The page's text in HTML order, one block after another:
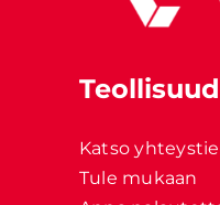
Katso
Tule mukaan